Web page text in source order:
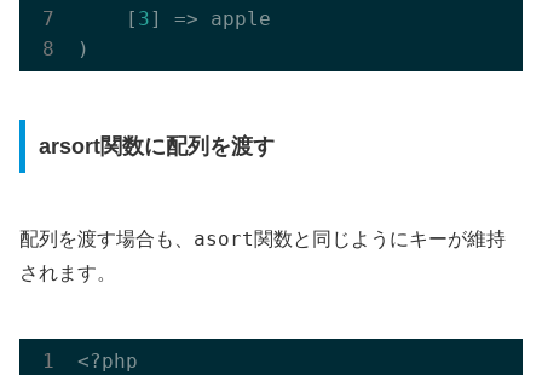
    [
3] => apple
arsort関数に配列を渡す
配列を渡す場合も、 asort関数と同じようにキーが維持
されます。
<?php